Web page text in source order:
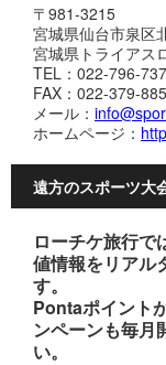
〒981-3215
宮城県仙台市泉区
宮城県トライアス
TEL：022-796-
FAX：022-379-
メール：
ホームページ：
遠方のスポーツ大
ローチケ旅行で
値情報をリアル
す。
Pontaポイント
ンペーンも毎月
い。